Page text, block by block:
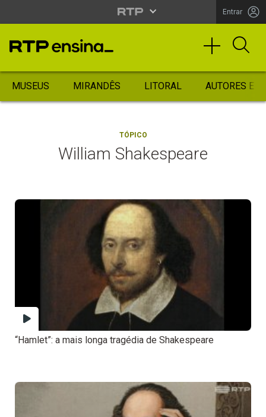
Entrar
MUSEUS MIRANDÊS LITORAL AUTORES
TÓPICO
William Shakespeare
“Hamlet”: a mais longa tragédia de Shakespeare